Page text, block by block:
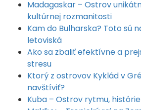
Madagaskar – Ostrov
kultúrnej rozmanitosti
Kam do Bulharska? Toto sú
letoviská
Ako sa zbaliť efektívne a
stresu
Ktorý z ostrovov Kyklád v
navštíviť?
Kuba – Ostrov rytmu,